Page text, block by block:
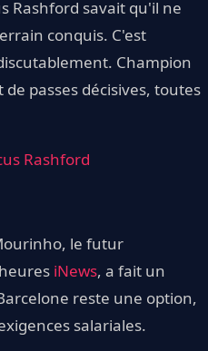
Rashford savait qu'il ne
conquis. C'est
Champion
passes décisives, toutes
Rashford
le futur
iNews, a fait un
reste une option,
salariales.